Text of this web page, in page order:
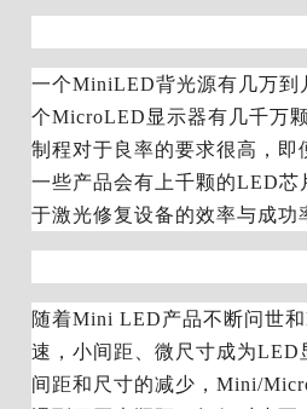
一个MiniLED背光源有几万到
个MicroLED显示器有 几千万
制程对于良率的要求很高，即
一些产品会有上千颗的LED芯
于激光修复设备的效率与成功
随着Mini LED产品不断问世
速，小间距、微尺寸成为LED
间距和尺寸的减少，Mini/